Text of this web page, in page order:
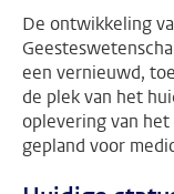
De ontwikkeling
een vernieuwd,
de plek van het
oplevering van
gepland voor